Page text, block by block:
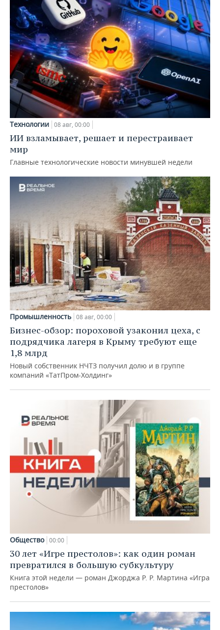
Технологии 08 авг, 00:00
ИИ взламывает, решает и перестраивает
мир
Главные технологические новости минувшей недели
Промышленность 08 авг, 00:00
Бизнес-обзор: пороховой узаконил цеха, с
подрядчика лагеря в Крыму требуют еще
1,8 млрд
Новый собственник НЧТЗ получил долю и в группе
компаний «ТатПром-Холдинг»
Общество 00:00
30 лет «Игре престолов»: как один роман
превратился в большую субкультуру
Книга этой недели — роман Джорджа Р. Р. Мартина «Игра
престолов»